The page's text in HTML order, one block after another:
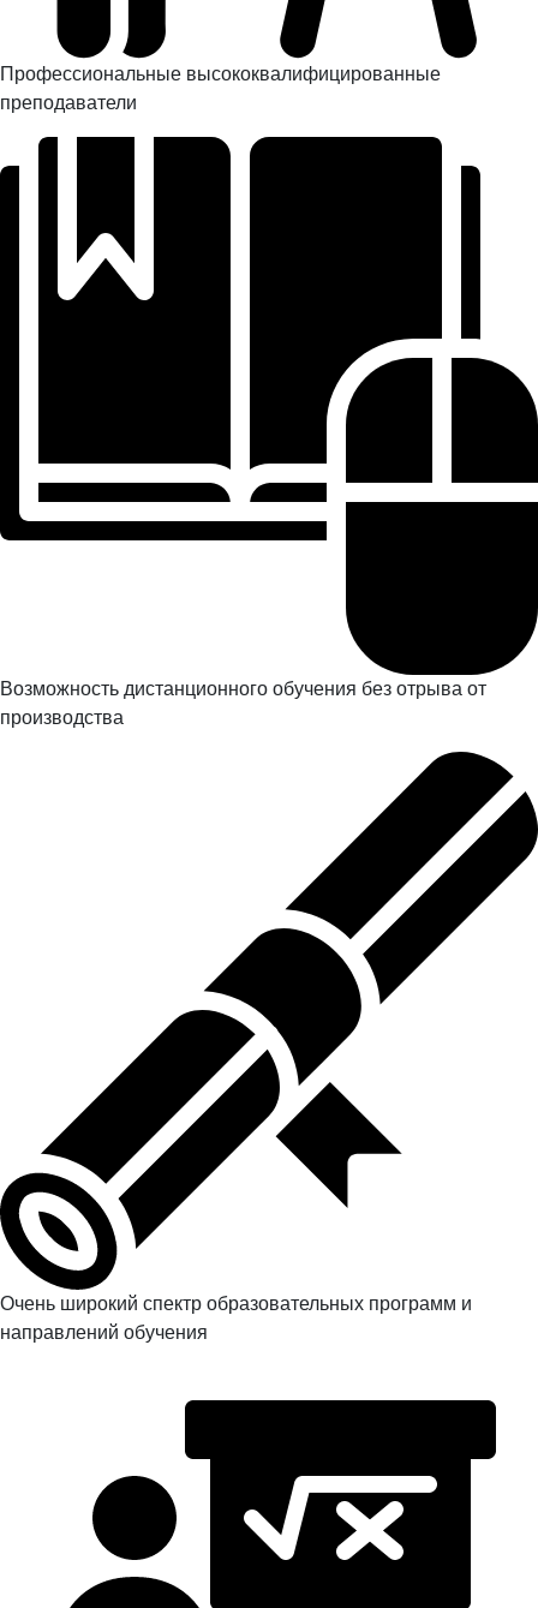
Профессиональные высококвалифицированные
преподаватели
Возможность дистанционного обучения без отрыва от
производства
Очень широкий спектр образовательных программ и
направлений обучения